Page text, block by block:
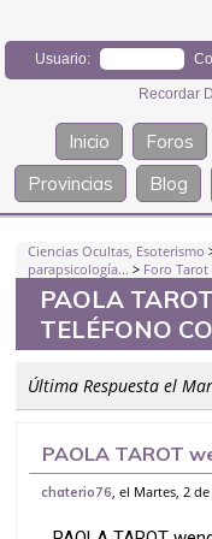
Usuario:
Recordar
Inicio Foros
Provincias
Blog
Ciencias Ocultas, Esoterismo
parapsicología... > Foro Tarot
PAOLA
TELÉFONO
Última Respuesta el
PAOLA TAROT
teléfono contacto
chaterio76, el Martes, 2